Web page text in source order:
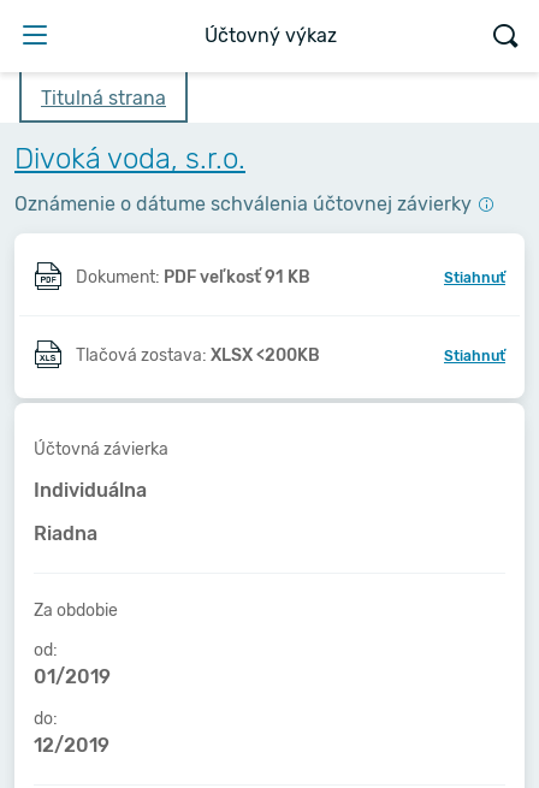
Účtovný výkaz
Titulná strana
Divoká voda, s.r.o.
Oznámenie o dátume schválenia účtovnej závierky
Dokument: PDF veľkosť 91 KB Stiahnuť
Tlačová zostava: XLSX <200KB Stiahnuť
Účtovná závierka
Individuálna
Riadna
Za obdobie
od:
01/2019
do:
12/2019